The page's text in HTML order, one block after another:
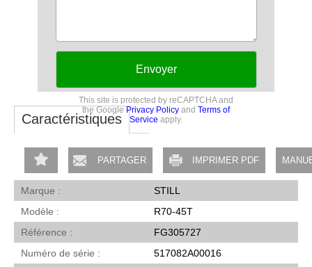
Caractéristiques
PARTAGER IMPRIMER PDF
Marque
STILL
Modèle
R70-45T
Référence
FG305727
Numéro de série
517082A00016
Envoyer
This site is protected by reCAPTCHA and
the GooglePrivacy Policy and Terms of
Service apply.